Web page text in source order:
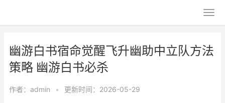
幽游白书宿命觉醒飞升幽助中立队方法
策略 幽游白书必杀
作者： admin • 更新时间：2026-05-29